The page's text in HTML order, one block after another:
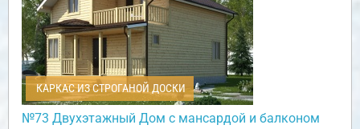
КАРКАС ИЗ СТРОГАНОЙ ДОСКИ
№73 Двухэтажный Дом с мансардой и балконом